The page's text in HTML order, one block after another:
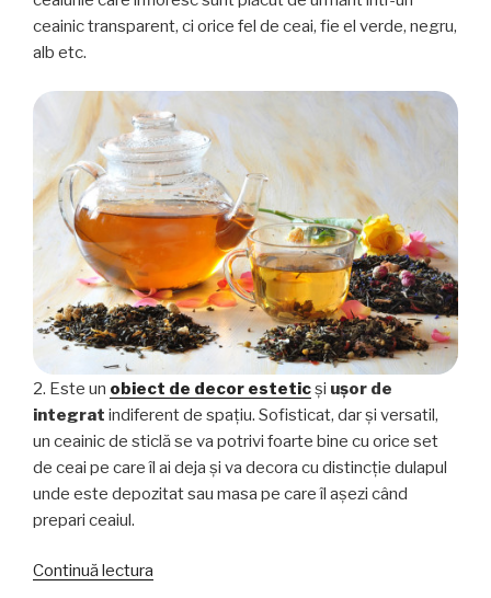
ceainic transparent, ci orice fel de ceai, fie el verde, negru,
alb etc.
2. Este un obiect de decor esteticşi uşor de
integrat indiferent de spaţiu. Sofisticat, dar şi versatil,
un ceainic de sticlă se va potrivi foarte bine cu orice set
de ceai pe care îl ai deja şi va decora cu distincţie dulapul
unde este depozitat sau masa pe care îl aşezi când
prepari ceaiul.
Continuă lectura